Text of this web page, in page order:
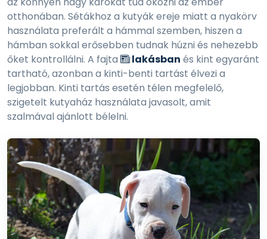
otthonában. Sétákhoz a kutyák ereje miatt a nyakörv
használata preferált a hámmal szemben, hiszen a
hámban sokkal erősebben tudnak húzni és nehezebb
őket kontrollálni. A fajta
lakásban és kint egyaránt
tartható, azonban a kinti-benti tartást élvezi a
legjobban. Kinti tartás esetén télen megfelelő,
szigetelt kutyaház használata javasolt, amit
szalmával ajánlott bélelni.